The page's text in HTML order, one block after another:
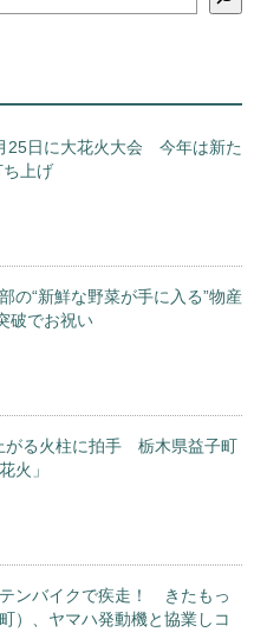
25日に大花火大会 今年は新た
ち上げ
の“新鮮な野菜が手に入る”物産
破でお祝い
がる火柱に拍手 栃木県益子町
火」
ンバイクで疾走！ きたもっ
）、ヤマハ発動機と協業しコ